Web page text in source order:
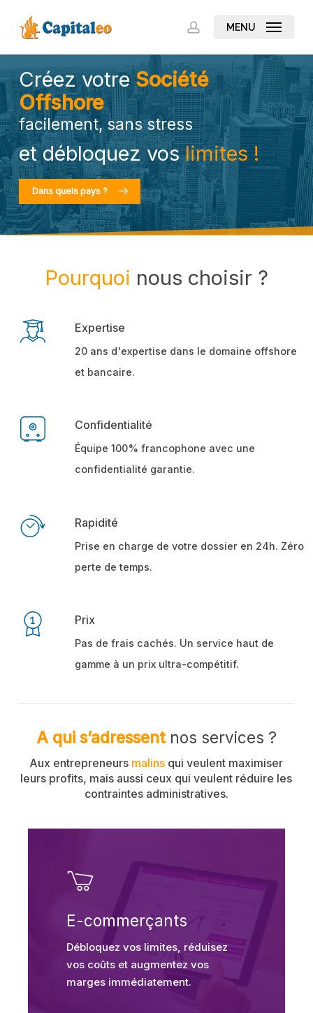
main
accountMENU
Créez votreSociété
Offshore
facilement, sans stress
et débloquez voslimites !
Dans quels pays ?
Pourquoi nous choisir ?
Expertise
20 ans d'expertise dans le domaine offshore
et bancaire.
Confidentialité
Équipe 100% francophone avec une
confidentialité garantie.
Rapidité
Prise en charge de votre dossier en 24h. Zéro
perte de temps.
Prix
Pas de frais cachés. Un service haut de
gamme à un prix ultra-compétitif.
A qui s’adressent nos services ?
Aux entrepreneurs malins qui veulent maximiser
leurs profits, mais aussi ceux qui veulent réduire les
contraintes administratives.
E-commerçants
Débloquez vos limites, réduisez
vos coûts et augmentez vos
marges immédiatement.